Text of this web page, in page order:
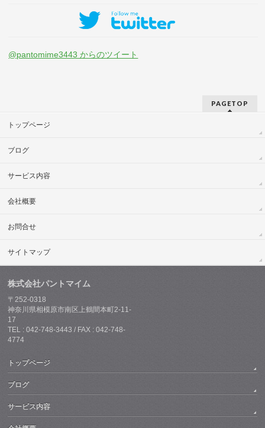
@pantomime3443 からのツイート
PAGETOP
トップページ
ブログ
サービス内容
会社概要
お問合せ
サイトマップ
株式会社パントマイム
〒252-0318
神奈川県相模原市南区上鶴間本町2-11-
17
TEL : 042-748-3443 / FAX : 042-748-
4774
トップページ
ブログ
サービス内容